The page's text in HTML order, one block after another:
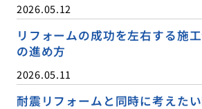
2026.05.12
リフォームの成功を左右する施
の進め方
2026.05.11
耐震リフォームと同時に考えた